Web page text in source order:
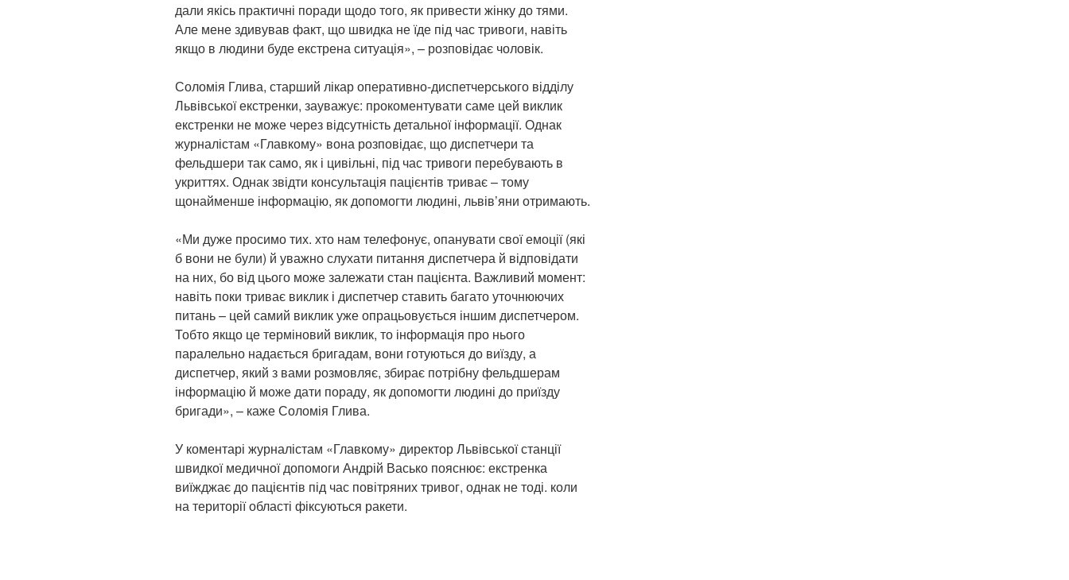
дали якісь практичні поради щодо того, як привести жінку до тями.
Але мене здивував факт, що швидка не їде під час тривоги, навіть
якщо в людини буде екстрена ситуація», – розповідає чоловік.
Соломія Глива, старший лікар оперативно-диспетчерського відділу
Львівської екстренки, зауважує: прокоментувати саме цей виклик
екстренки не може через відсутність детальної інформації. Однак
журналістам «Главкому» вона розповідає, що диспетчери та
фельдшери так само, як і цивільні, під час тривоги перебувають в
укриттях. Однак звідти консультація пацієнтів триває – тому
щонайменше інформацію, як допомогти людині, львів’яни отримають.
«Ми дуже просимо тих. хто нам телефонує, опанувати свої емоції (які
б вони не були) й уважно слухати питання диспетчера й відповідати
на них, бо від цього може залежати стан пацієнта. Важливий момент:
навіть поки триває виклик і диспетчер ставить багато уточнюючих
питань – цей самий виклик уже опрацьовується іншим диспетчером.
Тобто якщо це терміновий виклик, то інформація про нього
паралельно надається бригадам, вони готуються до виїзду, а
диспетчер, який з вами розмовляє, збирає потрібну фельдшерам
інформацію й може дати пораду, як допомогти людині до приїзду
бригади», – каже Соломія Глива.
У коментарі журналістам «Главкому» директор Львівської станції
швидкої медичної допомоги Андрій Васько пояснює: екстренка
виїжджає до пацієнтів під час повітряних тривог, однак не тоді. коли
на території області фіксуються ракети.